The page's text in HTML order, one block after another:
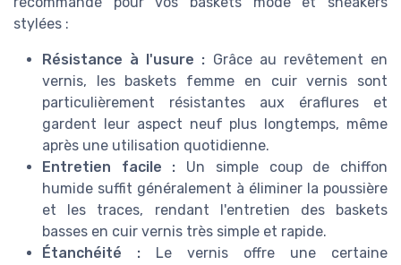
stylées :
Résistance à l'usure : Grâce au revêtement en
vernis, les baskets femme en cuir vernis sont
particulièrement résistantes aux éraflures et
gardent leur aspect neuf plus longtemps, même
après une utilisation quotidienne.
Entretien facile : Un simple coup de chiffon
humide suffit généralement à éliminer la poussière
et les traces, rendant l'entretien des baskets
basses en cuir vernis très simple et rapide.
Étanchéité : Le vernis offre une certaine